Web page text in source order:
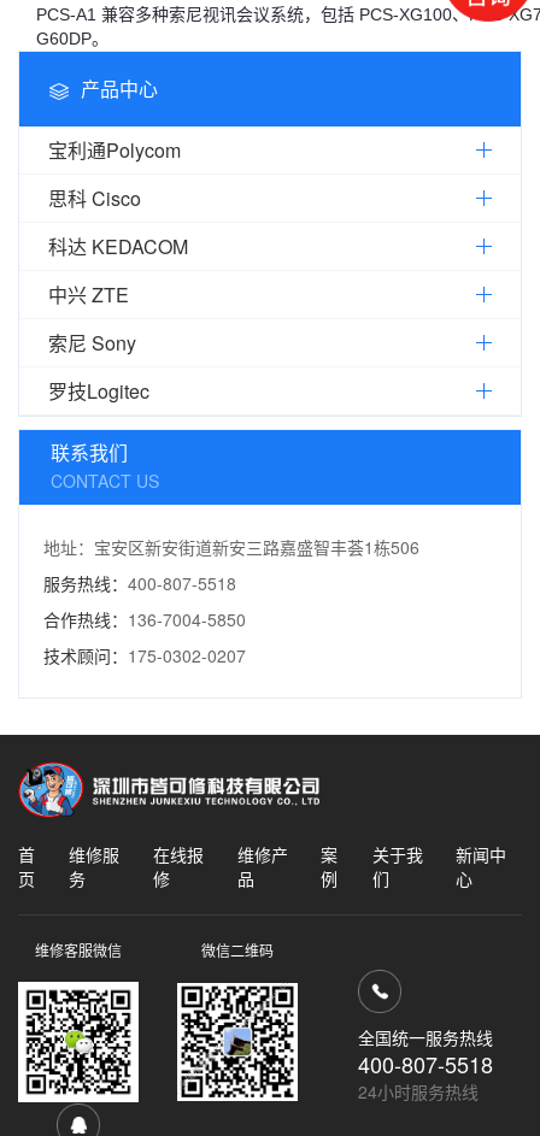
PCS-A1 兼容多种索尼视讯会议系统，包括 PCS-XG100、PCS-
G60DP。
产品中心
宝利通Polycom
思科 Cisco
科达 KEDACOM
中兴 ZTE
索尼 Sony
罗技Logitec
联系我们
CONTACT US
地址：宝安区新安街道新安三路嘉盛智丰荟1栋506
服务热线： 400-807-5518
合作热线： 136-7004-5850
技术顾问： 175-0302-0207
首
页
维修服
务
在线报
修
维修产
品
案
例
关于我
们
新闻中
心
维修客服微信 微信二维码
全国统一服务热线
400-807-5518
24小时服务热线